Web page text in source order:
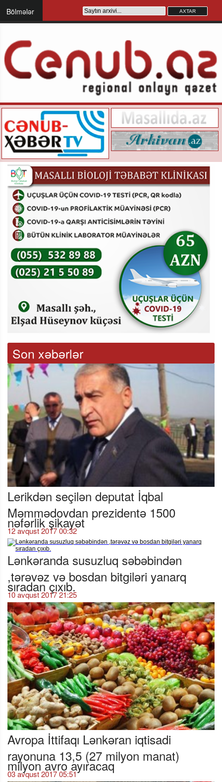
Bölmələr
Son xəbərlər
Lerikdən seçilən deputat İqbal
Məmmədovdan prezidentə 1500
nəfərlik şikayət
12 avqust 2017 00:32
Lənkəranda susuzluq səbəbindən
,tərəvəz və bosdan bitgiləri yanarq
sıradan çıxıb.
10 avqust 2017 21:25
Avropa İttifaqı Lənkəran iqtisadi
rayonuna 13,5 (27 milyon manat)
milyon avro ayıracaq
03 avqust 2017 05:51